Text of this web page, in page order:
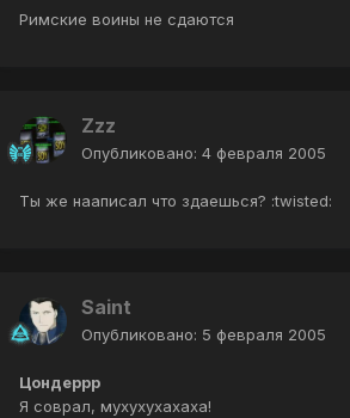
Римские воины не сдаются
Zzz
Опубликовано: 4 февраля 2005
Ты же нааписал что здаешься? :twisted:
Saint
Опубликовано: 5 февраля 2005
Цондеррр
Я соврал, мухухухахаха!